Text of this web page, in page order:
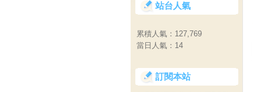
站台人氣
累積人氣： 127,769
當日人氣： 14
訂閱本站